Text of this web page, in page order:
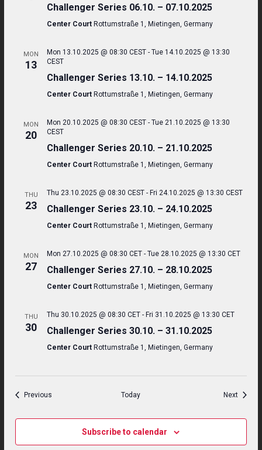
Challenger Series 06.10. – 07.10.2025
Center Court Rottumstraße 1, Mietingen, Germany
MON
13
Mon 13.10.2025 @ 08:30 CEST -Tue 14.10.2025 @ 13:30
CEST
Challenger Series 13.10. – 14.10.2025
Center Court Rottumstraße 1, Mietingen, Germany
MON
20
Mon 20.10.2025 @ 08:30 CEST -Tue 21.10.2025 @ 13:30
CEST
Challenger Series 20.10. – 21.10.2025
Center Court Rottumstraße 1, Mietingen, Germany
THU
23
Thu 23.10.2025 @ 08:30 CEST - Fri 24.10.2025 @ 13:30 CEST
Challenger Series 23.10. – 24.10.2025
Center Court Rottumstraße 1, Mietingen, Germany
MON
27
Mon 27.10.2025 @ 08:30 CET -Tue 28.10.2025 @ 13:30 CET
Challenger Series 27.10. – 28.10.2025
Center Court Rottumstraße 1, Mietingen, Germany
THU
30
Thu 30.10.2025 @ 08:30 CET - Fri 31.10.2025 @ 13:30 CET
Challenger Series 30.10. – 31.10.2025
Center Court Rottumstraße 1, Mietingen, Germany
Previous Today NextEvents
Subscribe to calendar